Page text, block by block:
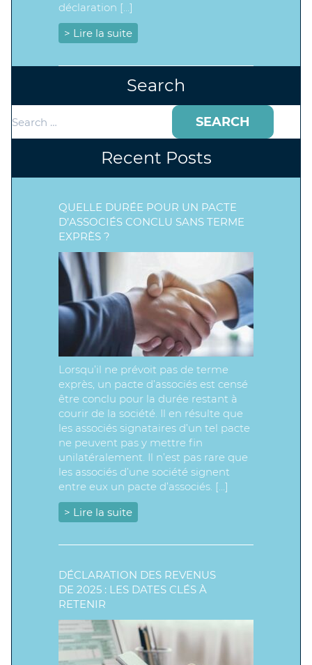
déclaration […]
> Lire la suite
Search
for:
Recent Posts
QUELLE DURÉE POUR UN PACTE
D’ASSOCIÉS CONCLU SANS TERME
EXPRÈS ?
Lorsqu’il ne prévoit pas de terme
exprès, un pacte d’associés est censé
être conclu pour la durée restant à
courir de la société. Il en résulte que
les associés signataires d’un tel pacte
ne peuvent pas y mettre fin
unilatéralement. Il n’est pas rare que
les associés d’une société signent
entre eux un pacte d’associés. […]
> Lire la suite
DÉCLARATION DES REVENUS
DE 2025 : LES DATES CLÉS À
RETENIR